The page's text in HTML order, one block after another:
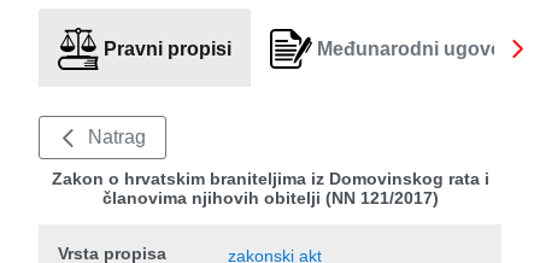
Pravni propisi Međunarodni ugovori
Natrag
Zakon o hrvatskim braniteljima iz Domovinskog rata i
članovima njihovih obitelji (NN 121/2017)
Vrsta propisa zakonski akt